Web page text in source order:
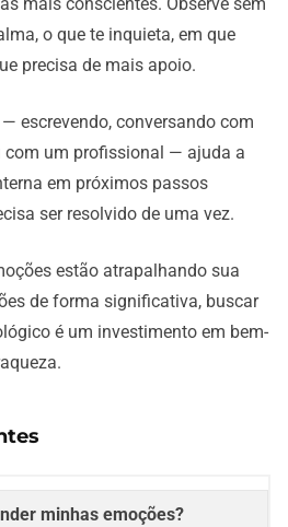
o que te inquieta, em que
precisa de mais apoio.
escrevendo, conversando com
com um profissional — ajuda a
em próximos passos
ser resolvido de uma vez.
estão atrapalhando sua
de forma significativa, buscar
é um investimento em bem-
minhas emoções?